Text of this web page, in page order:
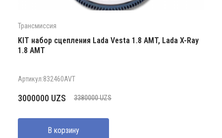
Трансмиссия
KIT набор сцепления Lada Vesta 1.8 AMT, Lada X-Ray
1.8 АМТ
Артикул:832460AVT
3380000UZS
Первоначальная
составляла
3380000 UZS.
3000000 UZS
Текущая
3000000 UZS.
В корзину